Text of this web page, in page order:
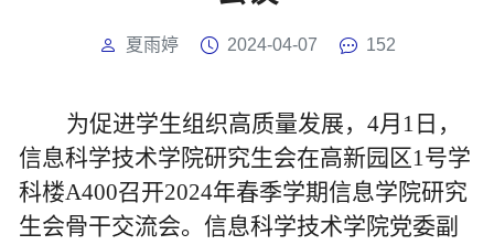
夏雨婷 2024-04-07 152
为促进学生组织高质量发展， 4月 1 日，
信息科学技术学院研究生会在高新园区1号学
科楼A400召开2024年春季学期信息学院研究
生会骨干交流会。信息科学技术学院党委副